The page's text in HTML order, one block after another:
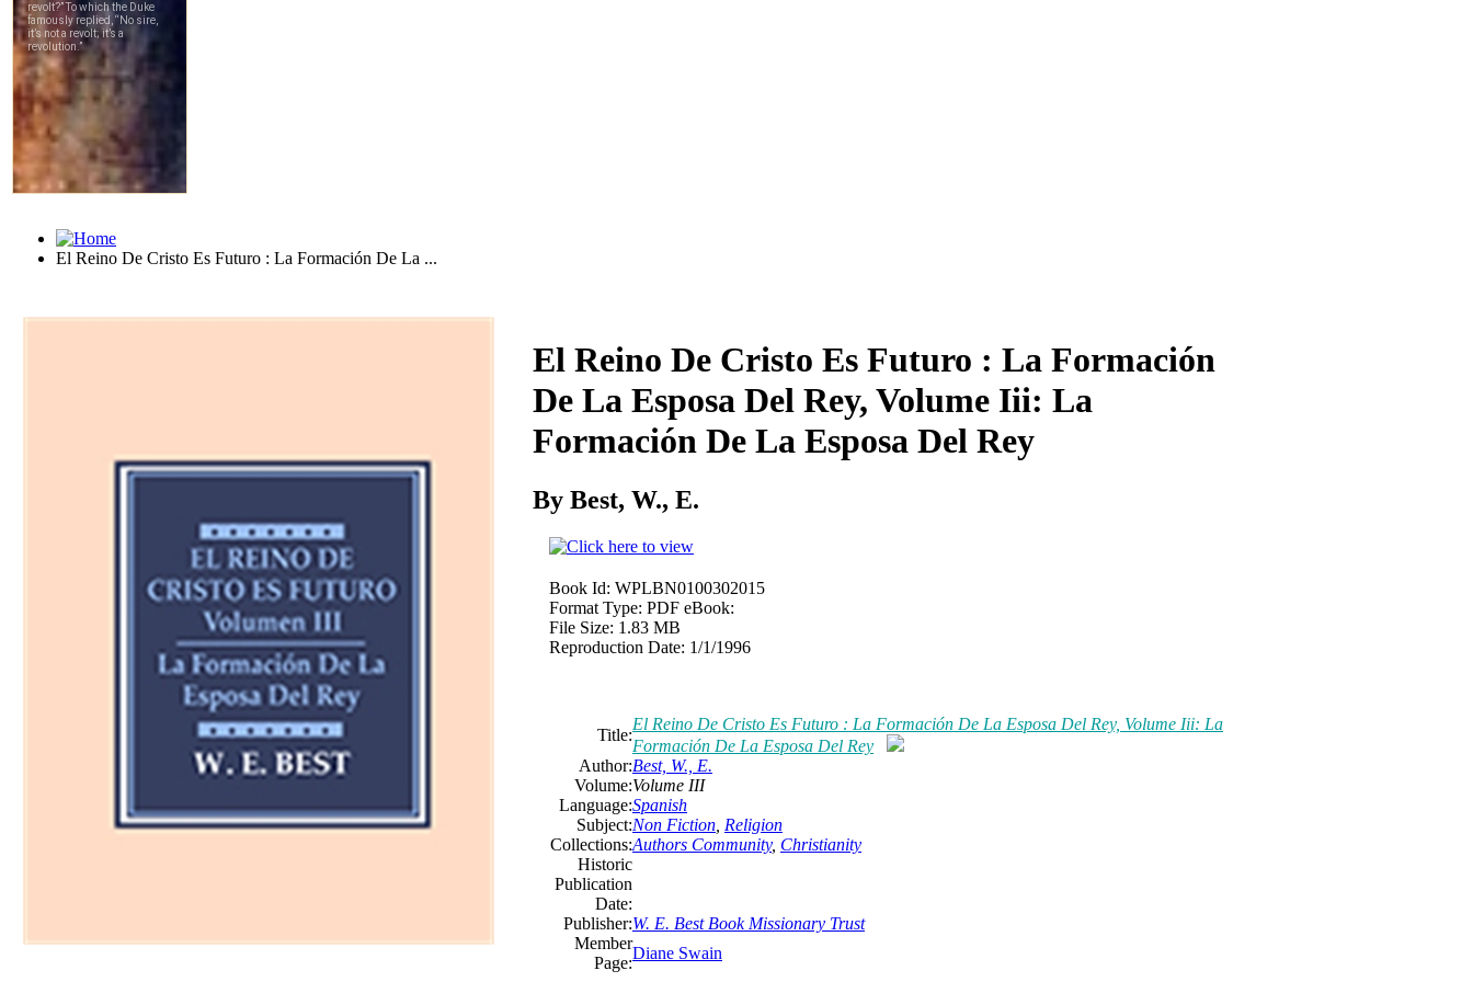
El Reino De Cristo Es Futuro : La Formación De La ...
El Reino De Cristo Es Futuro : La Formación
De La Esposa Del Rey, Volume Iii: La
Formación De La Esposa Del Rey
By Best, W., E.
Book Id: WPLBN0100302015
Format Type: PDF eBook:
File Size: 1.83 MB
Reproduction Date: 1/1/1996
Title:
El Reino De Cristo Es Futuro : La Formación De La Esposa Del Rey, Volume Iii: La
Formación De La Esposa Del Rey
Author:Best, W., E.
Volume:Volume III
Language:Spanish
Subject:Non Fiction Religion
Collections:Authors Community, Christianity
Historic
Publication
Date:
Publisher:W. E. Best Book Missionary Trust
Member
Page:
Diane Swain